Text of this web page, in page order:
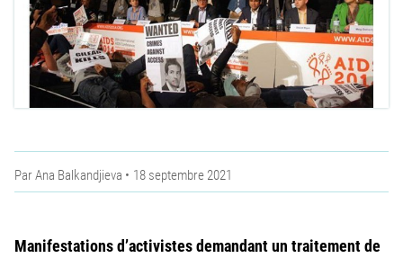
ParAna Balkandjieva 18 septembre 2021
Manifestations d’activistes demandant un traitement de